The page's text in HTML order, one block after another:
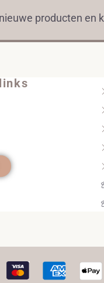
producten en